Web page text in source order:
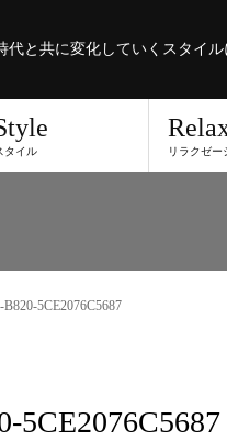
代と共に変化していくスタイ
タイル リラクゼー
5CE2076C5687
5CE2076C5687